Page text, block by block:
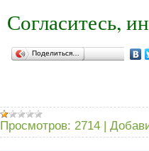
Согласитесь,
Поделиться…
Просмотров: 2714 |